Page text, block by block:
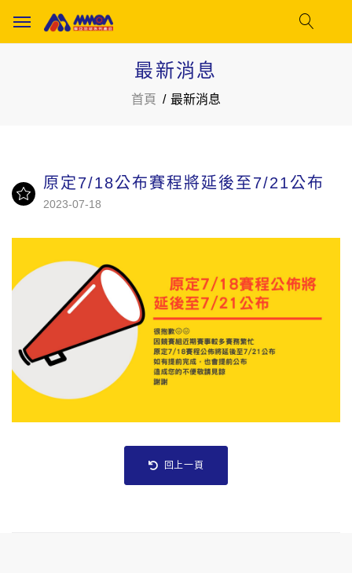
最新消息
首頁 最新消息
原定7/18公布賽程將延後至7/21公布
2023-07-18
回上一頁